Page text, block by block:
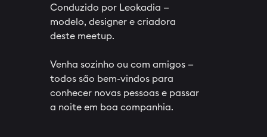
Conduzido por Leokadia —
modelo, designer e criadora
deste meetup.
Venha sozinho ou com amigos —
todos são bem-vindos para
conhecer novas pessoas e passar
a noite em boa companhia.